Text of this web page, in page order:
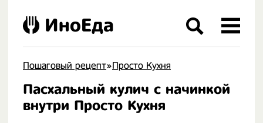
Пошаговый рецепт»Просто Кухня
Пасхальный кулич с начинкой
внутри Просто Кухня
ИноЕда